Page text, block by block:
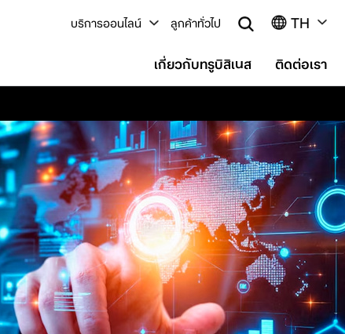
บริการออนไลน์ ลูกค้าทั่วไป TH
เกี่ยวกับทรูบิสิเนส ติดต่อเรา